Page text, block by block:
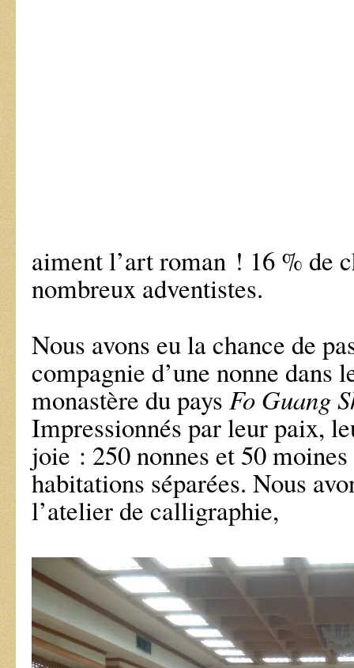
aiment l’art roman ! 16 % de
nombreux adventistes.
Nous avons eu la chance de
compagnie d’une nonne dans
monastère du pays Fo Guang
Impressionnés par leur paix,
joie : 250 nonnes et 50
habitations séparées. Nous
l’atelier de calligraphie,